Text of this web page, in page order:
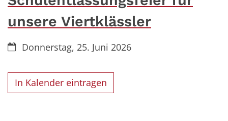
unsere Viertklässler
Datum:Donnerstag, 25. Juni 2026
In Kalender eintragen